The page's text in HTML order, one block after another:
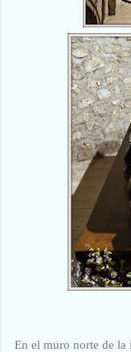
En el muro norte de la